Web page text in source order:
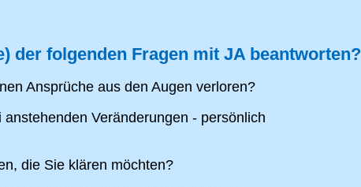
der folgenden Fragen mit JA beantworten?
Ansprüche aus den Augen verloren?
Veränderungen - persönlich
die Sie klären möchten?